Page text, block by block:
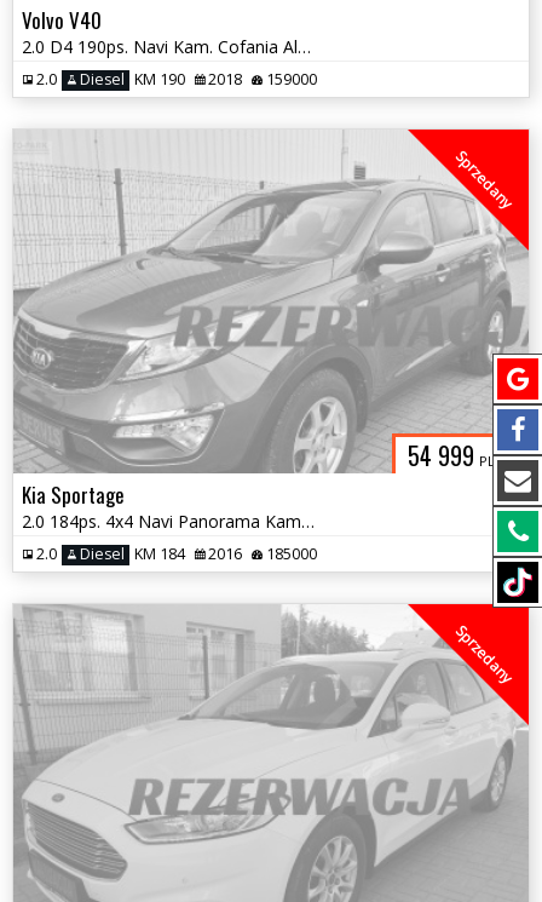
Volvo V40
2.0 D4 190ps. Navi Kam. Cofania Alcantara 2018
2.0 Diesel KM 190 2018 159000
54 999 PLN
Sprzedany
Kia Sportage
2.0 184ps. 4x4 Navi Panorama Kam.Cofania 2016
2.0 Diesel KM 184 2016 185000
Sprzedany